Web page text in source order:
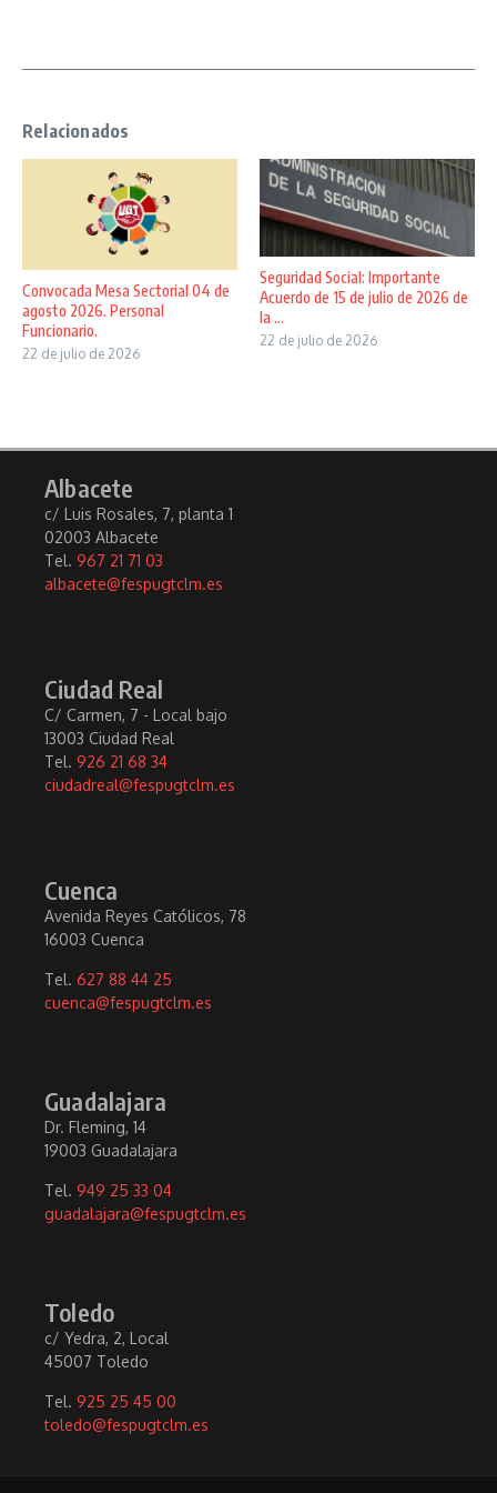
Relacionados
Convocada Mesa Sectorial 04 de
agosto 2026. Personal
Funcionario.
22 de julio de 2026
Seguridad Social: Importante
Acuerdo de 15 de julio de 2026 de
la ...
22 de julio de 2026
Albacete
c/ Luis Rosales, 7, planta 1
02003 Albacete
Tel. 967 21 71 03
albacete@fespugtclm.es
Ciudad Real
C/ Carmen, 7 - Local bajo
13003 Ciudad Real
Tel. 926 21 68 34
ciudadreal@fespugtclm.es
Cuenca
Avenida Reyes Católicos, 78
16003 Cuenca
Tel. 627 88 44 25
cuenca@fespugtclm.es
Guadalajara
Dr. Fleming, 14
19003 Guadalajara
Tel. 949 25 33 04
guadalajara@fespugtclm.es
Toledo
c/ Yedra, 2, Local
45007 Toledo
Tel. 925 25 45 00
toledo@fespugtclm.es